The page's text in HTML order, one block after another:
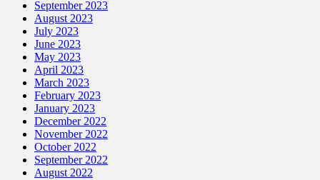
September 2023
August 2023
July 2023
June 2023
May 2023
April 2023
March 2023
February 2023
January 2023
December 2022
November 2022
October 2022
September 2022
August 2022